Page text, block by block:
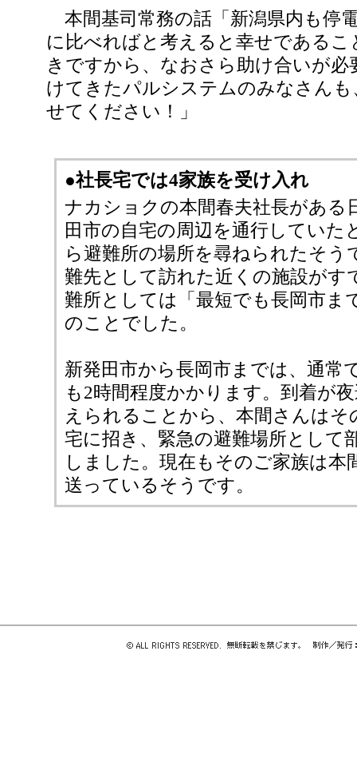
本間基司常務の話「新潟県内も停
に比べればと考えると幸せである
きですから、なおさら助け合いが必
けてきたパルシステムのみなさん
せてください！」
●社長宅では4家族を受け入れ
ナカショクの本間春夫社長がある
田市の自宅の周辺を通行していた
ら避難所の場所を尋ねられたそう
難先として訪れた近くの施設がす
難所としては「最短でも長岡市ま
のことでした。
新発田市から長岡市までは、通常
も2時間程度かかります。到着が
えられることから、本間さんはそ
宅に招き、緊急の避難場所として
しました。現在もそのご家族は本
送っているそうです。